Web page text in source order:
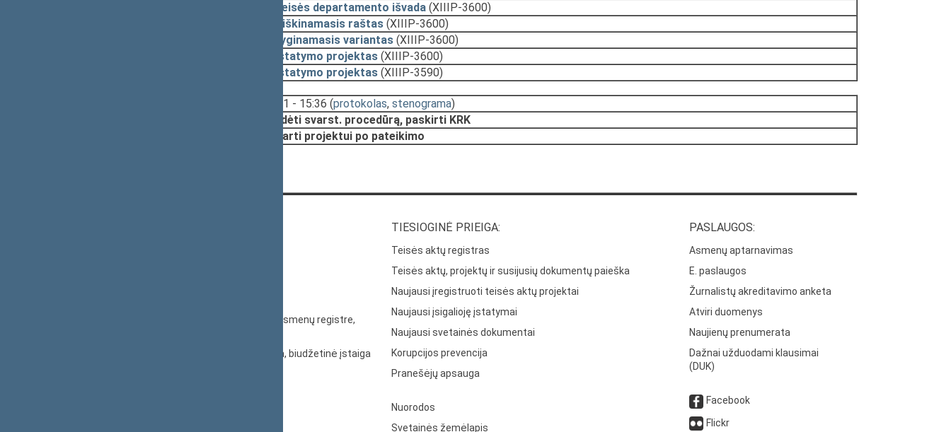
Teisės departamento išvada (XIIIP-3600)
Aiškinamasis raštas (XIIIP-3600)
Lyginamasis variantas (XIIIP-3600)
Įstatymo projektas (XIIIP-3600)
Įstatymo projektas (XIIIP-3590)
15:21 - 15:36 (protokolas, stenograma)
Pradėti svarst. procedūrą, paskirti KRK
Pritarti projektui po pateikimo
Duomenys kaupiami ir saugomi Juridinių asmenų registre,
© Lietuvos Respublikos Seimo kanceliarija, biudžetinė įstaiga
TIESIOGINĖ PRIEIGA:
Teisės aktų registras
Teisės aktų, projektų ir susijusių dokumentų paieška
Naujausi įregistruoti teisės aktų projektai
Naujausi įsigalioję įstatymai
Naujausi svetainės dokumentai
Korupcijos prevencija
Pranešėjų apsauga
Nuorodos
Svetainės žemėlapis
PASLAUGOS:
Asmenų aptarnavimas
E. paslaugos
Žurnalistų akreditavimo anketa
Atviri duomenys
Naujienų prenumerata
Dažnai užduodami klausimai
(DUK)
Facebook
Flickr